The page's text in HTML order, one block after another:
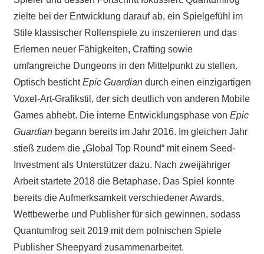
zielte bei der Entwicklung darauf ab, ein Spielgefühl im
Stile klassischer Rollenspiele zu inszenieren und das
Erlernen neuer Fähigkeiten, Crafting sowie
umfangreiche Dungeons in den Mittelpunkt zu stellen.
Optisch bestichtEpic Guardiandurch einen einzigartigen
Voxel-Art-Grafikstil, der sich deutlich von anderen Mobile
Games abhebt. Die interne Entwicklungsphase von Epic
Guardianbegann bereits im Jahr 2016. Im gleichen Jahr
stieß zudem die „Global Top Round“ mit einem Seed-
Investment als Unterstützer dazu. Nach zweijähriger
Arbeit startete 2018 die Betaphase. Das Spiel konnte
bereits die Aufmerksamkeit verschiedener Awards,
Wettbewerbe und Publisher für sich gewinnen, sodass
Quantumfrog seit 2019 mit dem polnischen Spiele
Publisher Sheepyard zusammenarbeitet.